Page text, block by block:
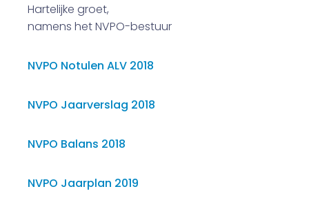
Hartelijke groet,
namens het NVPO-bestuur
NVPO Notulen ALV 2018
NVPO Jaarverslag 2018
NVPO Balans 2018
NVPO Jaarplan 2019